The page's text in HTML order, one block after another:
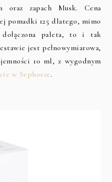
oraz zapach Musk. Cena
pomadki 125 dlatego, mimo
paleta, to i tak
jest pełnowymiarowa,
10 ml, z wygodnym
w Sephorze.